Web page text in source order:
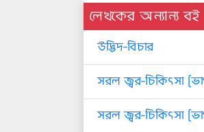
লেখকের অন্যান্য বই
উদ্ভিদ-বিচার
সরল জ্বর-চিকিৎসা
সরল জ্বর-চিকিৎসা